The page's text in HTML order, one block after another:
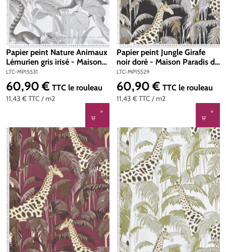
Papier peint Nature Animaux
Lémurien gris irisé - Maison
Paradis de Lutèce | Réf. LTC-
MP15531
LTC-MP15531
11,43 €TTC / m2
Prix régulier :
60,90 € TTC le rouleau
Papier peint Jungle Girafe
noir doré - Maison Paradis de
Lutèce | Réf. LTC-MP15529
LTC-MP15529
11,43 €TTC / m2
Prix régulier :
60,90 € TTC le rouleau